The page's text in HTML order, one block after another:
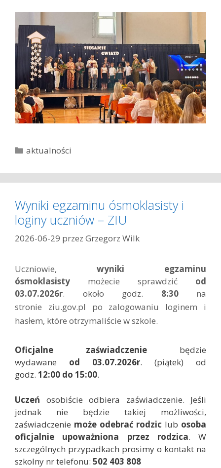
K
t
e
o
r
i
aktualności
Wyniki egzaminu ósmoklasisty i
loginy uczniów – ZIU
2026-06-29 przez Grzegorz Wilk
Uczniowie, wyniki egzaminu
ósmoklasisty możecie sprawdzić od
03.07.2026r. około godz. 8:30na
stronie ziu.gov.pl po zalogowaniu loginem i
hasłem, które otrzymaliście w szkole.
Oficjalne zaświadczenie będzie
wydawane od 03.07.2026r. (piątek) od
godz. 12:00 do 15:00.
Uczeń osobiście odbiera zaświadczenie. Jeśli
jednak nie będzie takiej możliwości,
zaświadczenie może odebrać rodzic lub osoba
oficjalnie upoważniona przez rodzica. W
szczególnych przypadkach prosimy o kontakt na
szkolny nr telefonu: 502 403 808